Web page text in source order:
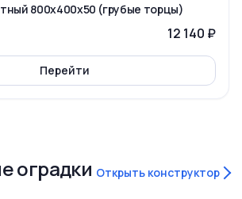
800x400x50 (грубые торцы)
12 140 ₽
Перейти
оградки Открыть конструктор